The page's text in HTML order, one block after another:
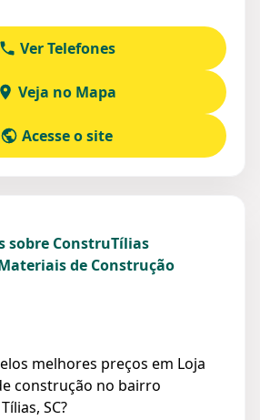
Ver Telefones
Veja no Mapa
Acesse o site
sobre ConstruTílias
de Construção
melhores preços em Loja
construção no bairro
SC?